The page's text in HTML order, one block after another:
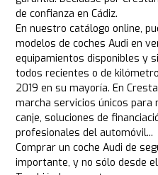
de confianza en Cádiz.
En nuestro catálogo online,
modelos de coches Audi en
equipamientos disponibles y
todos recientes o de
2019 en su mayoría. En
marcha servicios únicos
canje, soluciones de
profesionales del automóvil...
Comprar un coche Audi de
importante, y no sólo desde